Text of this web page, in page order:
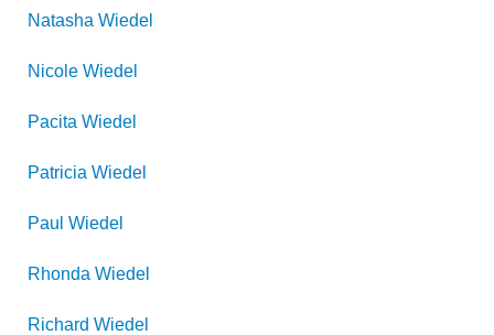
Natasha Wiedel
Nicole Wiedel
Pacita Wiedel
Patricia Wiedel
Paul Wiedel
Rhonda Wiedel
Richard Wiedel